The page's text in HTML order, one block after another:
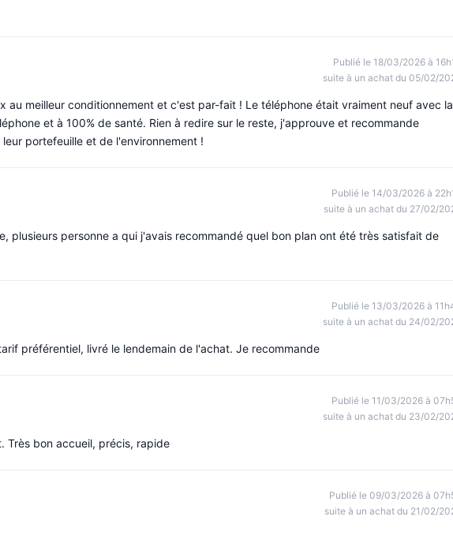
Publié le 18/03/2026 à
suite à un achat du 05/02/
au meilleur conditionnement et c'est par-fait ! Le téléphone était vraiment neuf avec la
et à 100% de santé. Rien à redire sur le reste, j'approuve et recommande
portefeuille et de l'environnement !
Publié le 14/03/2026 à
suite à un achat du 27/02/
plusieurs personne a qui j'avais recommandé quel bon plan ont été très satisfait de
Publié le 13/03/2026 à
suite à un achat du 24/02/
préférentiel, livré le lendemain de l'achat. Je recommande
Publié le 11/03/2026 à
suite à un achat du 23/02/
Très bon accueil, précis, rapide
Publié le 09/03/2026 à
suite à un achat du 21/02/